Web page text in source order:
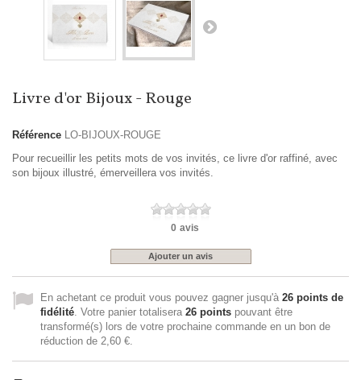
Livre d'or Bijoux - Rouge
Référence LO-BIJOUX-ROUGE
Pour recueillir les petits mots de vos invités, ce livre d'or raffiné, avec
son bijoux illustré, émerveillera vos invités.
0 avis
Ajouter un avis
En achetant ce produit vous pouvez gagner jusqu'à 26 points de
fidélité. Votre panier totalisera 26 points pouvant être
transformé(s) lors de votre prochaine commande en un bon de
réduction de 2,60 €.